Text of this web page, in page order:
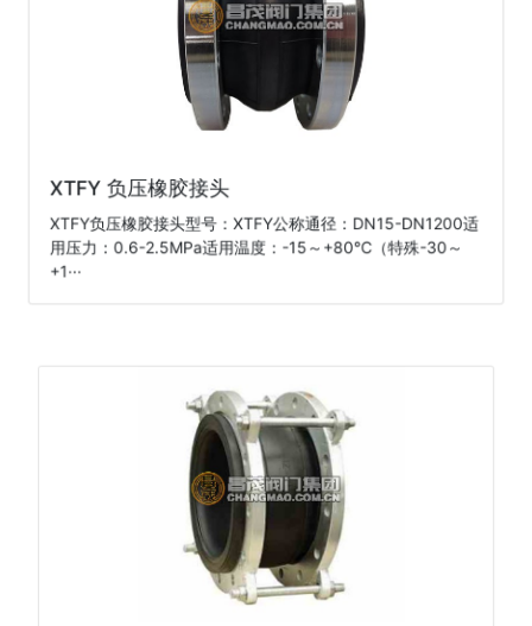
XTFY 负压橡胶接头
XTFY负压橡胶接头型号：XTFY公称通径：DN15-DN1200适
用压力：0.6-2.5MPa适用温度：-15～+80℃（特殊-30～
+1···